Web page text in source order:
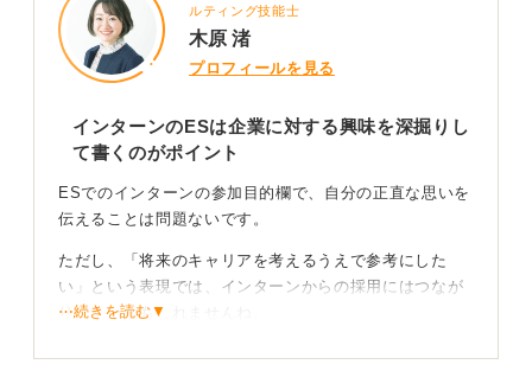
ルティング技能士
木原 渚
プロフィールを見る
インターンのESは企業に対する興味を深掘りし
て書くのがポイント
ESでのインターンの参加目的欄で、自分の正直な思いを
伝えることは問題ないです。
ただし、「将来のキャリアを考えるうえで参考にした
い」という表現では、インターンからの採用にはつなが
りにくいかもしれませんね。
⋯続きを読む▼